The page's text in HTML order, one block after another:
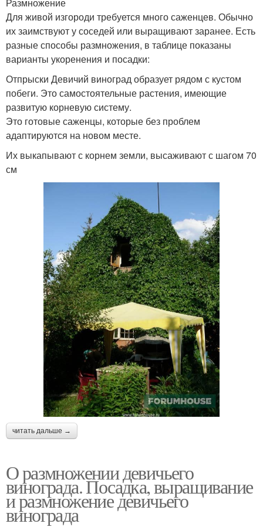
Для живой изгороди требуется много саженцев. Обычно
их заимствуют у соседей или выращивают заранее. Есть
разные способы размножения, в таблице показаны
варианты укоренения и посадки:
Отпрыски Девичий виноград образует рядом с кустом
побеги. Это самостоятельные растения, имеющие
развитую корневую систему.
Это готовые саженцы, которые без проблем
адаптируются на новом месте.
Их выкапывают с корнем земли, высаживают с шагом 70
см
читать дальше →
О размножении девичьего
винограда. Посадка, выращивание
и размножение девичьего
винограда